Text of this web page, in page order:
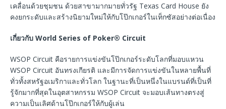
เคลื่อนด้วยชุมชน ด้วยสาขามากมายทั่วรัฐ Texas Card House ยัง
คงยกระดับและสร้างนิยามใหม่ให้กับโป๊กเกอร์ในเท็กซัสอย่างต่อเนื่อง
เกี่ยวกับ World Series of Poker® Circuit
WSOP Circuit คือรายการแข่งขันโป๊กเกอร์ระดับโลกที่มอบแหวน
WSOP Circuit อันทรงเกียรติ และมีการจัดการแข่งขันในหลายพื้นที่
ทั่วทั้งสหรัฐอเมริกาและทั่วโลก ในฐานะที่เป็นหนึ่งในแบรนด์ที่เป็นที่
รู้จักมากที่สุดในอุตสาหกรรม WSOP Circuit จะมอบเส้นทางตรงสู่
ความเป็นเลิศด้านโป๊กเกอร์ให้กับผู้เล่น